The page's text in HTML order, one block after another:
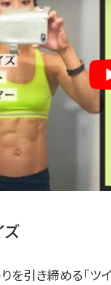
ズ
引き締める「ツイ